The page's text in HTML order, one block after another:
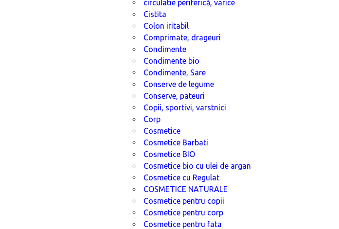
circulatie periferică, varice
Cistita
Colon iritabil
Comprimate, drageuri
Condimente
Condimente bio
Condimente, Sare
Conserve de legume
Conserve, pateuri
Copii, sportivi, varstnici
Corp
Cosmetice
Cosmetice Barbati
Cosmetice BIO
Cosmetice bio cu ulei de argan
Cosmetice cu Regulat
COSMETICE NATURALE
Cosmetice pentru copii
Cosmetice pentru corp
Cosmetice pentru fata